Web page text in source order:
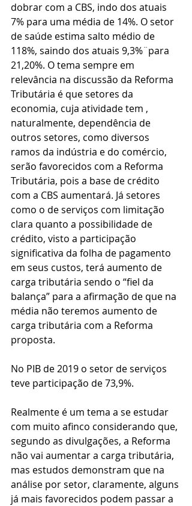
dobrar com a CBS, indo dos atuais
7% para uma média de 14%. O setor
de saúde estima salto médio de
118%, saindo dos atuais 9,3%¨para
21,20%. O tema sempre em
relevância na discussão da Reforma
Tributária é que setores da
economia, cuja atividade tem ,
naturalmente, dependência de
outros setores, como diversos
ramos da indústria e do comércio,
serão favorecidos com a Reforma
Tributária, pois a base de crédito
com a CBS aumentará. Já setores
como o de serviços com limitação
clara quanto a possibilidade de
crédito, visto a participação
significativa da folha de pagamento
em seus custos, terá aumento de
carga tributária sendo o “fiel da
balança” para a afirmação de que na
média não teremos aumento de
carga tributária com a Reforma
proposta.
No PIB de 2019 o setor de serviços
teve participação de 73,9%.
Realmente é um tema a se estudar
com muito afinco considerando que,
segundo as divulgações, a Reforma
não vai aumentar a carga tributária,
mas estudos demonstram que na
análise por setor, claramente, alguns
já mais favorecidos podem passar a